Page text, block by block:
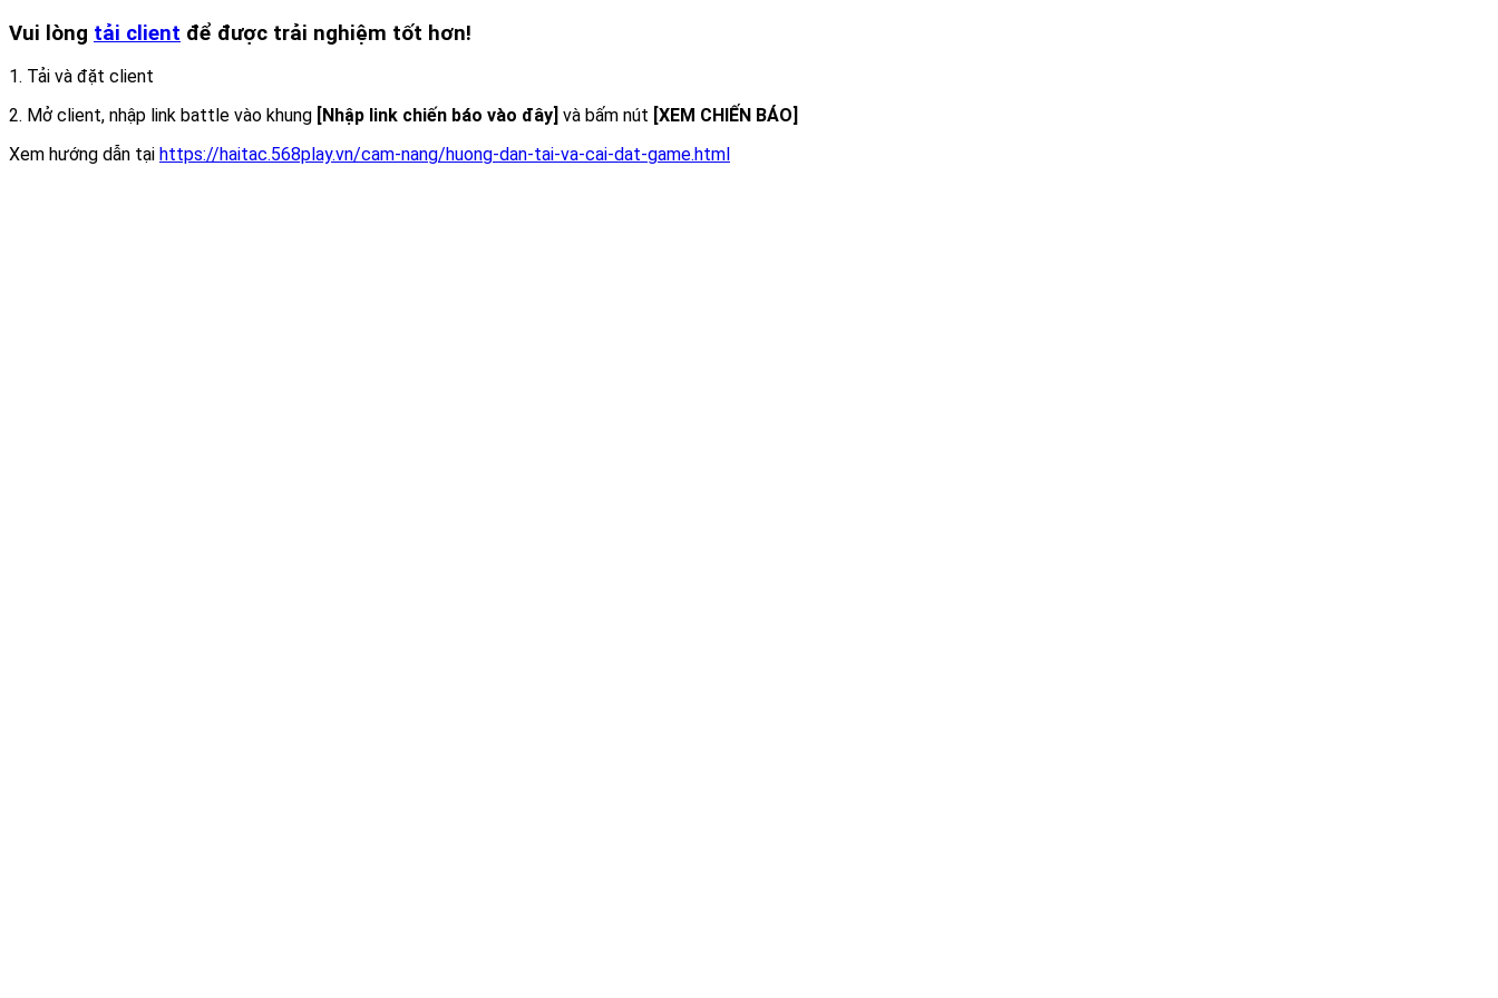
Vui lòng tải client để được trải nghiệm tốt hơn!
1. Tải và đặt client
2. Mở client, nhập link battle vào khung
[Nhập link chiến báo vào đây] và bấm nút [XEM CHIẾN BÁO]
Xem hướng dẫn tại https://haitac.568play.vn/cam-nang/huong-dan-tai-va-cai-dat-game.html